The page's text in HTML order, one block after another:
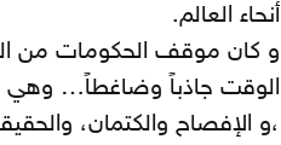
أنحاء العالم.
و كان موقف الحكومات من
الوقت جاذباً وضاغطاً… وهي
،و الإفصاح والكتمان،